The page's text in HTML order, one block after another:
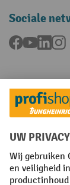
Sociale
Facebook
YouTube
Talen
FR
Algemene